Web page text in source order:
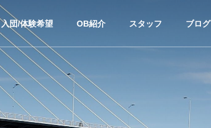
入団/体験希望 OB紹介 スタッフ ブログ